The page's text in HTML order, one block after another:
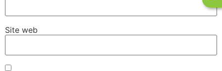
Site web